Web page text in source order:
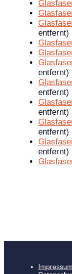
entfernt)
entfernt)
entfernt)
entfernt)
entfernt)
entfernt)
Impressum